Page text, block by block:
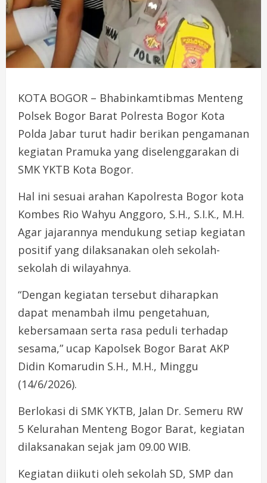
KOTA BOGOR – Bhabinkamtibmas Menteng
Polsek Bogor Barat Polresta Bogor Kota
Polda Jabar turut hadir berikan pengamanan
kegiatan Pramuka yang diselenggarakan di
SMK YKTB Kota Bogor.
Hal ini sesuai arahan Kapolresta Bogor kota
Kombes Rio Wahyu Anggoro, S.H., S.I.K., M.H.
Agar jajarannya mendukung setiap kegiatan
positif yang dilaksanakan oleh sekolah-
sekolah di wilayahnya.
“Dengan kegiatan tersebut diharapkan
dapat menambah ilmu pengetahuan,
kebersamaan serta rasa peduli terhadap
sesama,” ucap Kapolsek Bogor Barat AKP
Didin Komarudin S.H., M.H., Minggu
(14/6/2026).
Berlokasi di SMK YKTB, Jalan Dr. Semeru RW
5 Kelurahan Menteng Bogor Barat, kegiatan
dilaksanakan sejak jam 09.00 WIB.
Kegiatan diikuti oleh sekolah SD, SMP dan